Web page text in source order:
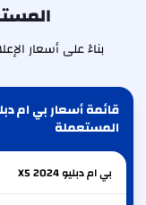
بناءً على أسعار
المستعملة
بي ام دبليو X52024